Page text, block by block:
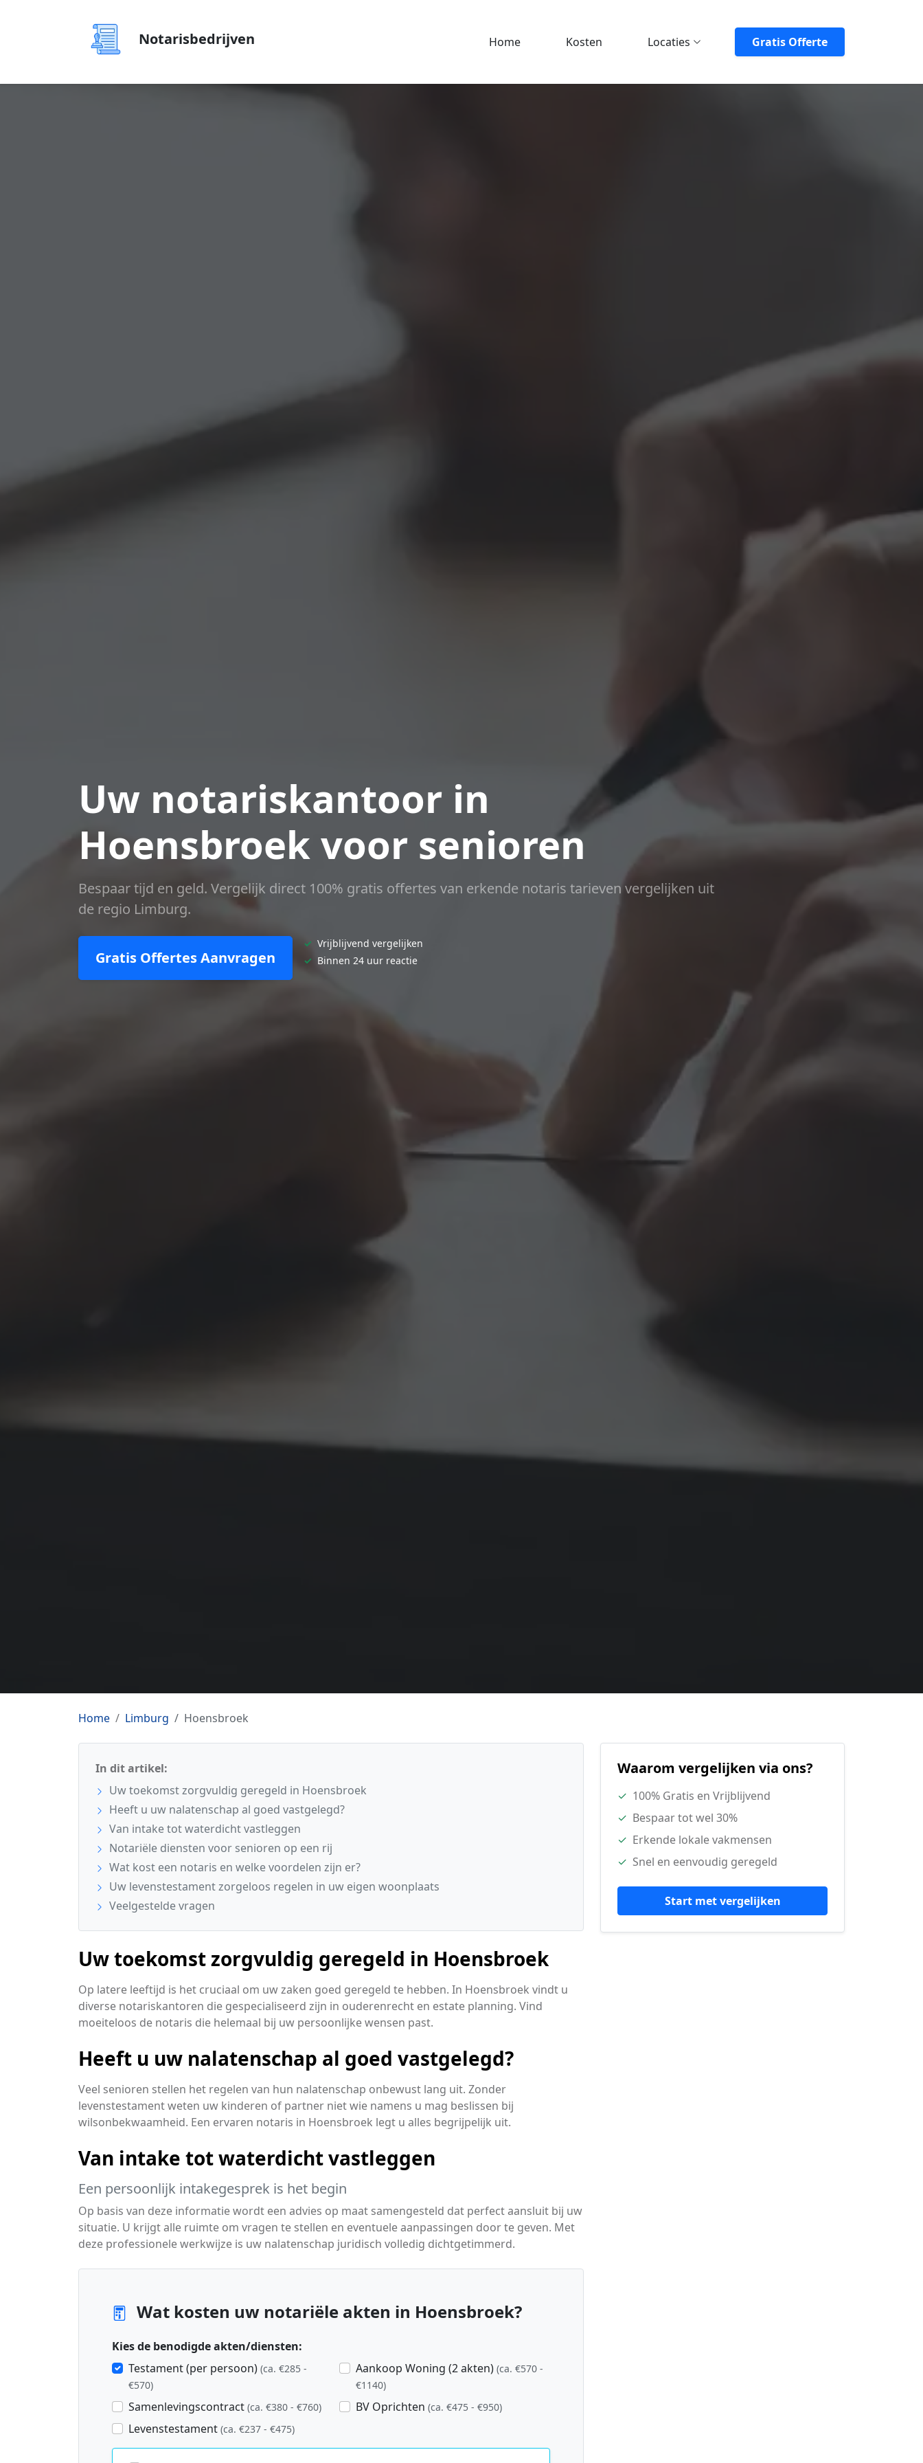
Notarisbedrijven Home Kosten Locaties Gratis Offerte
Uw notariskantoor in
Hoensbroek voor senioren
Bespaar tijd en geld. Vergelijk direct 100% gratis offertes van erkende notaris tarieven vergelijken uit
de regio Limburg.
Gratis Offertes Aanvragen
✓ Vrijblijvend vergelijken
✓ Binnen 24 uur reactie
Home Limburg Hoensbroek
In dit artikel:
Uw toekomst zorgvuldig geregeld in Hoensbroek
Heeft u uw nalatenschap al goed vastgelegd?
Van intake tot waterdicht vastleggen
Notariële diensten voor senioren op een rij
Wat kost een notaris en welke voordelen zijn er?
Uw levenstestament zorgeloos regelen in uw eigen woonplaats
Veelgestelde vragen
Uw toekomst zorgvuldig geregeld in Hoensbroek
Op latere leeftijd is het cruciaal om uw zaken goed geregeld te hebben. In Hoensbroek vindt u
diverse notariskantoren die gespecialiseerd zijn in ouderenrecht en estate planning. Vind
moeiteloos de notaris die helemaal bij uw persoonlijke wensen past.
Heeft u uw nalatenschap al goed vastgelegd?
Veel senioren stellen het regelen van hun nalatenschap onbewust lang uit. Zonder
levenstestament weten uw kinderen of partner niet wie namens u mag beslissen bij
wilsonbekwaamheid. Een ervaren notaris in Hoensbroek legt u alles begrijpelijk uit.
Van intake tot waterdicht vastleggen
Een persoonlijk intakegesprek is het begin
Op basis van deze informatie wordt een advies op maat samengesteld dat perfect aansluit bij uw
situatie. U krijgt alle ruimte om vragen te stellen en eventuele aanpassingen door te geven. Met
deze professionele werkwijze is uw nalatenschap juridisch volledig dichtgetimmerd.
Wat kosten uw notariële akten in Hoensbroek?
Kies de benodigde akten/diensten:
Testament (per persoon) (ca. €285 -
€570)
Samenlevingscontract (ca. €380 - €760)
Levenstestament (ca. €237 - €475)
Aankoop Woning (2 akten) (ca. €570 -
€1140)
BV Oprichten (ca. €475 - €950)
Waarom vergelijken via ons?
✓ 100% Gratis en Vrijblijvend
✓ Bespaar tot wel 30%
✓ Erkende lokale vakmensen
✓ Snel en eenvoudig geregeld
Start met vergelijken